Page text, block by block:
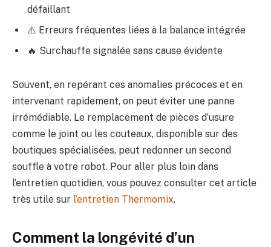
défaillant
⚠️ Erreurs fréquentes liées à la balance intégrée
🔥 Surchauffe signalée sans cause évidente
Souvent, en repérant ces anomalies précoces et en
intervenant rapidement, on peut éviter une panne
irrémédiable. Le remplacement de pièces d’usure
comme le joint ou les couteaux, disponible sur des
boutiques spécialisées, peut redonner un second
souffle à votre robot. Pour aller plus loin dans
l’entretien quotidien, vous pouvez consulter cet article
très utile sur l’entretien Thermomix.
Comment la longévité d’un